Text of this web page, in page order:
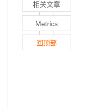
相关文章
Metrics
回顶部